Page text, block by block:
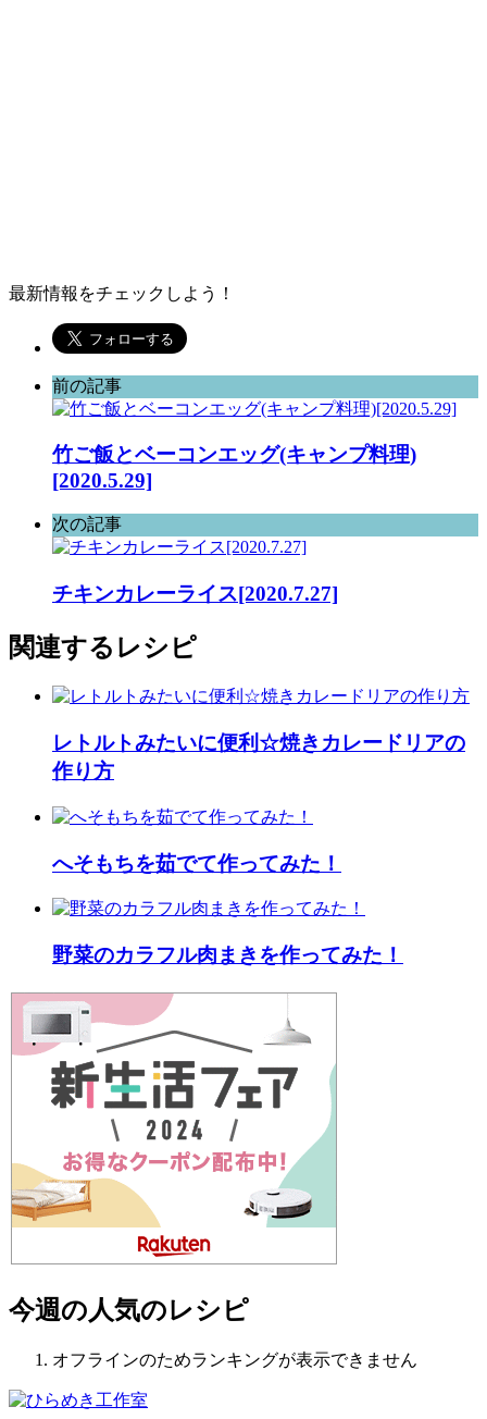
最新情報をチェックしよう！
前の記事
竹ご飯とベーコンエッグ(キャンプ料理)
[2020.5.29]
次の記事
チキンカレーライス[2020.7.27]
関連するレシピ
レトルトみたいに便利☆焼きカレードリアの
作り方
へそもちを茹でて作ってみた！
野菜のカラフル肉まきを作ってみた！
今週の人気のレシピ
オフラインのためランキングが表示できません